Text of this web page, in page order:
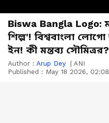
Biswa Bangla Logo:
শিল্প'! বিশ্ববাংলা
ইন! কী মন্তব্য সৌমিত্রর?
Author : Arup Dey | ANI
Published : May 18 2026,